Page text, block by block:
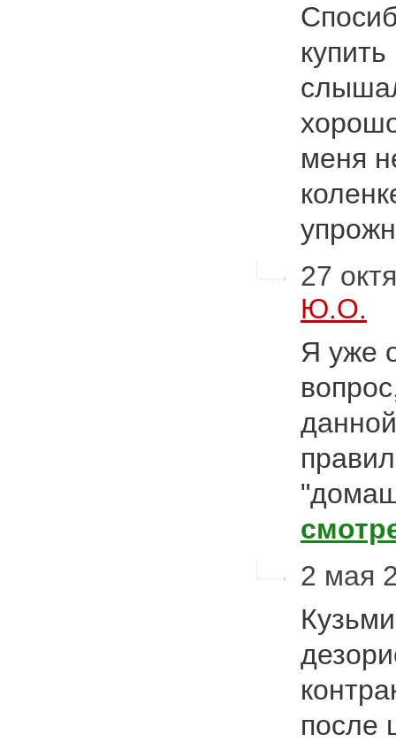
меня
27
Ю.О.
Я уже
2 мая
после